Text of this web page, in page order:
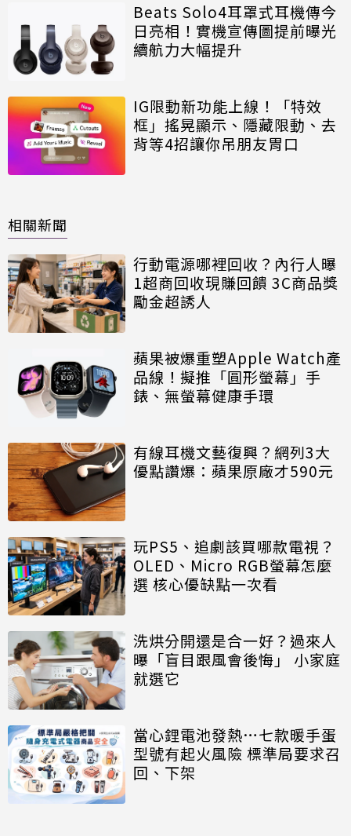
Beats Solo4耳罩式耳機傳今
日亮相！實機宣傳圖提前曝光
續航力大幅提升
IG限動新功能上線！「特效
框」搖晃顯示、隱藏限動、去
背等4招讓你吊朋友胃口
相關新聞
行動電源哪裡回收？內行人曝
1超商回收現賺回饋 3C商品獎
勵金超誘人
蘋果被爆重塑Apple Watch產
品線！擬推「圓形螢幕」手
錶、無螢幕健康手環
有線耳機文藝復興？網列3大
優點讚爆：蘋果原廠才590元
玩PS5、追劇該買哪款電視？
OLED、Micro RGB螢幕怎麼
選 核心優缺點一次看
洗烘分開還是合一好？過來人
曝「盲目跟風會後悔」 小家庭
就選它
當心鋰電池發熱…七款暖手蛋
型號有起火風險 標準局要求召
回、下架